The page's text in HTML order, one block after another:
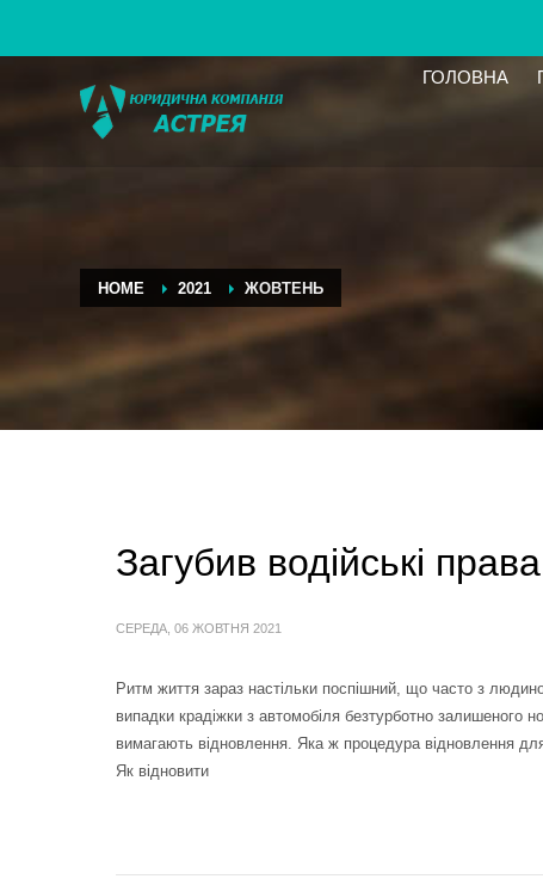
ГОЛОВНА
HOME 2021 ЖОВТЕНЬ
Загубив водійські
СЕРЕДА, 06 ЖОВТНЯ 2021
Ритм життя зараз настільки поспішний, що часто з
випадки крадіжки з автомобіля безтурботно залишеного
вимагають відновлення. Яка ж процедура відновлення
Як відновити